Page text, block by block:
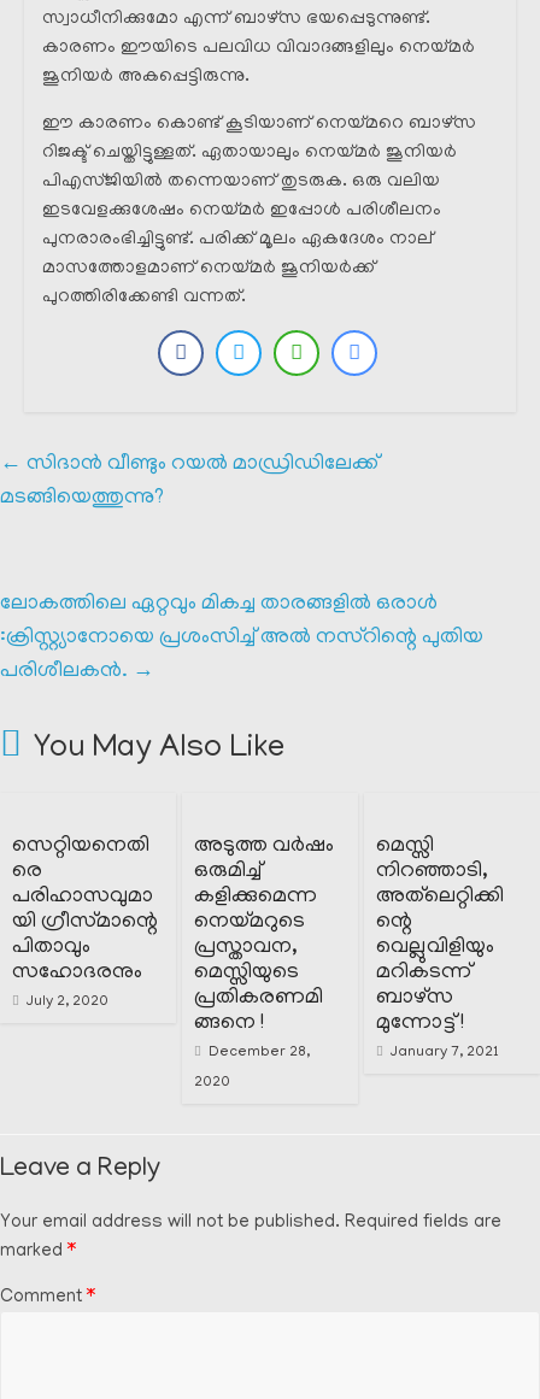
സ്വാധീനിക്കുമോ എന്ന് ബാഴ്സ ഭയപ്പെടുന്നുണ്ട്.
കാരണം ഈയിടെ പലവിധ വിവാദങ്ങളിലും നെയ്മർ
ജൂനിയർ അകപ്പെട്ടിരുന്നു.
ഈ കാരണം കൊണ്ട് കൂടിയാണ് നെയ്മറെ ബാഴ്സ
റിജക്ട് ചെയ്തിട്ടുള്ളത്. ഏതായാലും നെയ്മർ ജൂനിയർ
പിഎസ്ജിയിൽ തന്നെയാണ് തുടരുക. ഒരു വലിയ
ഇടവേളക്കുശേഷം നെയ്മർ ഇപ്പോൾ പരിശീലനം
പുനരാരംഭിച്ചിട്ടുണ്ട്. പരിക്ക് മൂലം ഏകദേശം നാല്
മാസത്തോളമാണ് നെയ്മർ ജൂനിയർക്ക്
പുറത്തിരിക്കേണ്ടി വന്നത്.
← സിദാൻ വീണ്ടും റയൽ മാഡ്രിഡിലേക്ക്
മടങ്ങിയെത്തുന്നു?
ലോകത്തിലെ ഏറ്റവും മികച്ച താരങ്ങളിൽ ഒരാൾ
:ക്രിസ്റ്റ്യാനോയെ പ്രശംസിച്ച് അൽ നസ്റിന്റെ പുതിയ
പരിശീലകൻ. →
You May Also Like
സെറ്റിയനെതി
രെ
പരിഹാസവുമാ
യി ഗ്രീസ്‌മാന്റെ
പിതാവും
സഹോദരനും
July 2, 2020
അടുത്ത വർഷം
ഒരുമിച്ച്
കളിക്കുമെന്ന
നെയ്മറുടെ
പ്രസ്താവന,
മെസ്സിയുടെ
പ്രതികരണമി
ങ്ങനെ !
December 28,
2020
മെസ്സി
നിറഞ്ഞാടി,
അത്‌ലെറ്റിക്കി
ന്റെ
വെല്ലുവിളിയും
മറികടന്ന്
ബാഴ്‌സ
മുന്നോട്ട് !
January 7, 2021
Leave a Reply
Your email address will not be published. Required fields are
marked *
Comment *